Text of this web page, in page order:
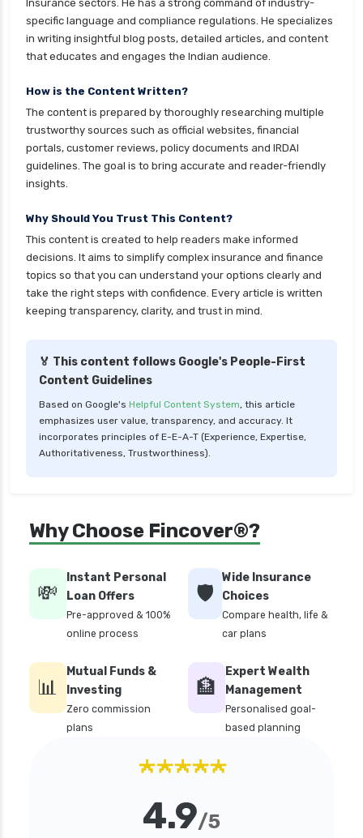
Insurance sectors. He has a strong command of industry-
specific language and compliance regulations. He specializes
in writing insightful blog posts, detailed articles, and content
that educates and engages the Indian audience.
How is the Content Written?
The content is prepared by thoroughly researching multiple
trustworthy sources such as official websites, financial
portals, customer reviews, policy documents and IRDAI
guidelines. The goal is to bring accurate and reader-friendly
insights.
Why Should You Trust This Content?
This content is created to help readers make informed
decisions. It aims to simplify complex insurance and finance
topics so that you can understand your options clearly and
take the right steps with confidence. Every article is written
keeping transparency, clarity, and trust in mind.
🏅 This content follows Google's People-First
Content Guidelines
Based on Google's Helpful Content System, this article
emphasizes user value, transparency, and accuracy. It
incorporates principles of E-E-A-T (Experience, Expertise,
Authoritativeness, Trustworthiness).
Why Choose Fincover®?
💸
Instant Personal
Loan Offers
Pre-approved & 100%
online process
🛡️
Wide Insurance
Choices
Compare health, life &
car plans
📊
Mutual Funds &
Investing
Zero commission
plans
🏦
Expert Wealth
Management
Personalised goal-
based planning
★★★★★
4.9/5